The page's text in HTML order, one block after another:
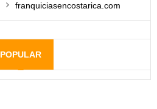
franquiciasencostarica.com
POPULAR